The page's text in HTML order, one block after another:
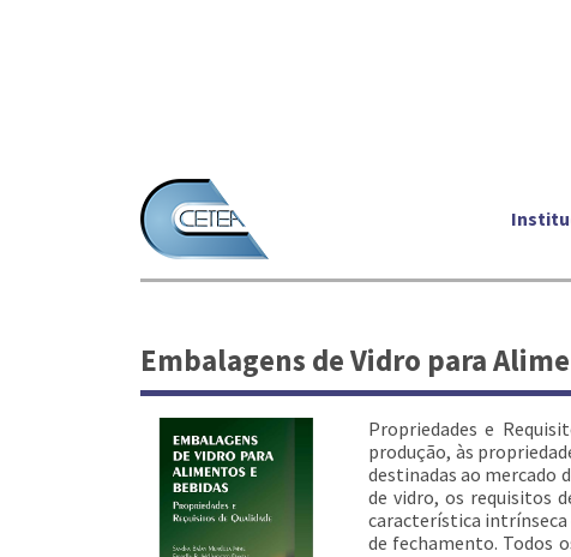
Embalagens de Vidro para
Propriedades e
produção, às
destinadas ao mercado
de vidro, os requisitos
característica intrínseca
de fechamento. Todos